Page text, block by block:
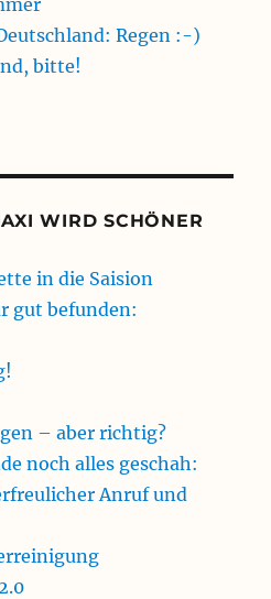
Regen :-)
bitte!
WIRD SCHÖNER
in die Saision
gut befunden:
– aber richtig?
noch alles geschah:
Anruf und